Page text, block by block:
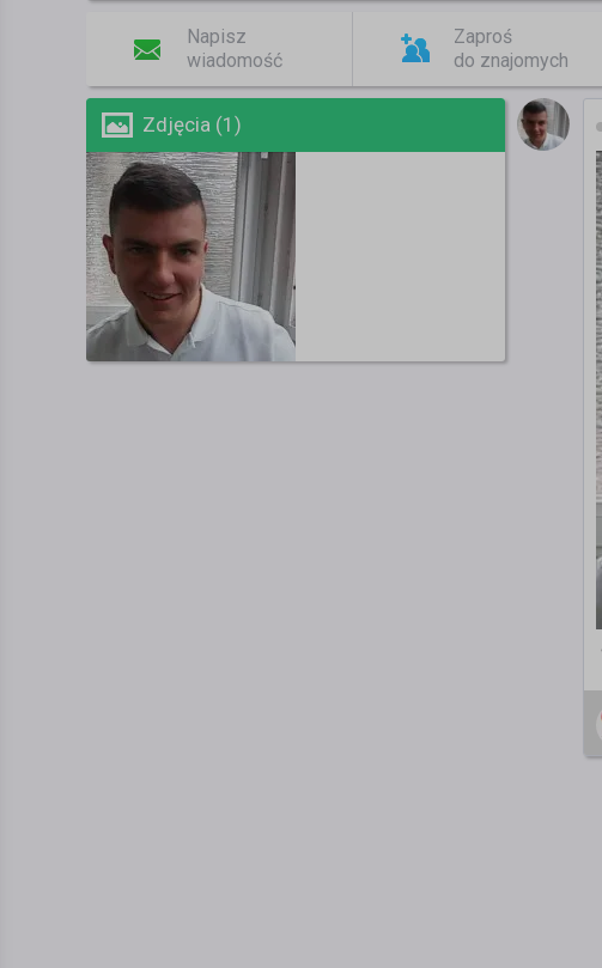
Napisz
wiadomość
Zaproś
do znajomych
Zdjęcia (1)